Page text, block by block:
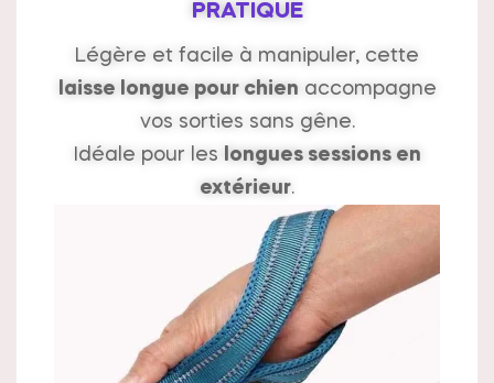
PRATIQUE
Légère et facile à manipuler, cette
laisse longue pour chien accompagne
vos sorties sans gêne.
Idéale pour les longues sessions en
extérieur.